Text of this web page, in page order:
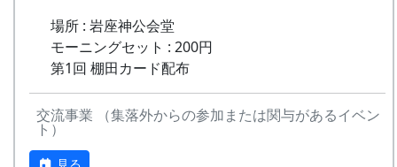
場所 : 岩座神公会堂
モーニングセット : 200円
第1回 棚田カード配布
交流事業 （集落外からの参加または関与があるイベン
ト）